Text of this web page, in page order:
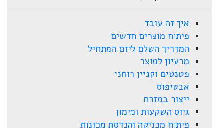
איך זה עובד
פיתוח מוצרים חדשים
המדריך השלם ליזם המתחיל
מרעיון למוצר
פטנטים וקניין רוחני
אבטיפוס
ייצור במזרח
גיוס השקעות ומימון
פיתוח מכניקה והנדסת מכונות